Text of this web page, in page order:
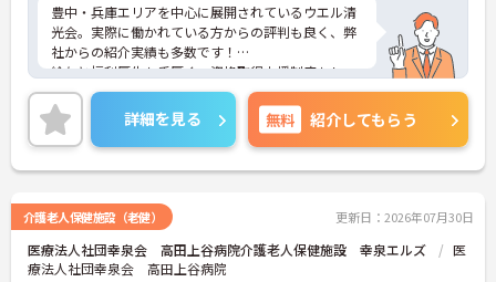
豊中・兵庫エリアを中心に展開されているウエル清
光会。実際に働かれている方からの評判も良く、弊
社からの紹介実績も多数です！
給与と福利厚生も手厚く、資格取得支援制度もしっ
かりと用意されています！また、残業少なめでライ
フワークバランスが実現します◎
ご興味を持たれましたら、お気軽にアドバイザーに
お問い合わせください！詳しい詳細をお伝えいたし
ます！
詳細を見る 無料 紹介してもらう
介護老人保健施設（老健） 更新日：2026年07月30日
医療法人社団幸泉会 高田上谷病院介護老人保健施設 幸泉エルズ
医
療法人社団幸泉会 高田上谷病院